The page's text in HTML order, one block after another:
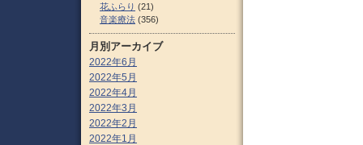
花ふらり (21)
音楽療法 (356)
月別アーカイブ
2022年6月
2022年5月
2022年4月
2022年3月
2022年2月
2022年1月